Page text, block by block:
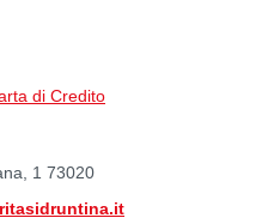
di Credito
1 73020